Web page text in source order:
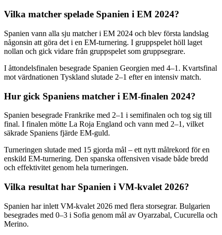
Vilka matcher spelade Spanien i EM 2024?
Spanien vann alla sju matcher i EM 2024 och blev första landslag
någonsin att göra det i en EM-turnering. I gruppspelet höll laget
nollan och gick vidare från gruppspelet som gruppsegrare.
I åttondelsfinalen besegrade Spanien Georgien med 4–1. Kvartsfinal
mot värdnationen Tyskland slutade 2–1 efter en intensiv match.
Hur gick Spaniens matcher i EM-finalen 2024?
Spanien besegrade Frankrike med 2–1 i semifinalen och tog sig till
final. I finalen mötte La Roja England och vann med 2–1, vilket
säkrade Spaniens fjärde EM-guld.
Turneringen slutade med 15 gjorda mål – ett nytt målrekord för en
enskild EM-turnering. Den spanska offensiven visade både bredd
och effektivitet genom hela turneringen.
Vilka resultat har Spanien i VM-kvalet 2026?
Spanien har inlett VM-kvalet 2026 med flera storsegrar. Bulgarien
besegrades med 0–3 i Sofia genom mål av Oyarzabal, Cucurella och
Merino.